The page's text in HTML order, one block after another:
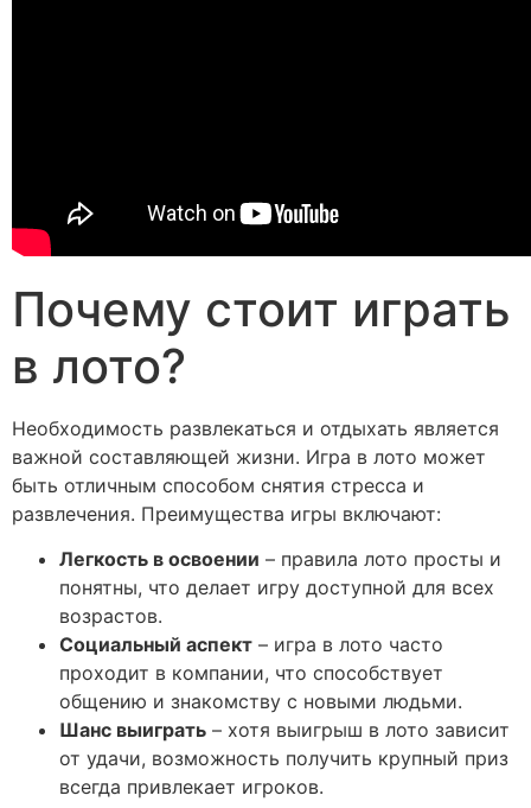
Почему стоит играть
в лото?
Необходимость развлекаться и отдыхать является
важной составляющей жизни. Игра в лото может
быть отличным способом снятия стресса и
развлечения. Преимущества игры включают:
Легкость в освоении – правила лото просты и
понятны, что делает игру доступной для всех
возрастов.
Социальный аспект – игра в лото часто
проходит в компании, что способствует
общению и знакомству с новыми людьми.
Шанс выиграть – хотя выигрыш в лото зависит
от удачи, возможность получить крупный приз
всегда привлекает игроков.